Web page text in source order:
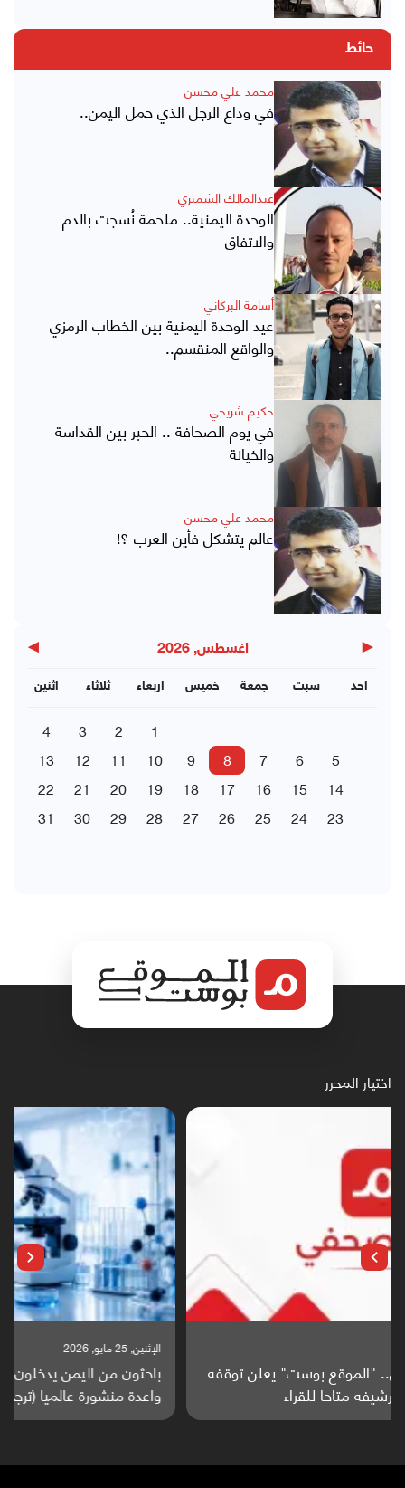
حائط
محمد علي محسن
في وداع الرجل الذي حمل اليمن..
عبدالمالك الشميري
الوحدة اليمنية.. ملحمة نُسجت بالدم
والاتفاق
أسامة البركاني
عيد الوحدة اليمنية بين الخطاب الرمزي
والواقع المنقسم..
حكيم شريحي
في يوم الصحافة .. الحبر بين القداسة
والخيانة
محمد علي محسن
عالم يتشكل فأين العرب ؟!
◀ اغسطس, 2026 ▶
اثنين ثلاثاء اربعاء خميس جمعة سبت احد
1
2
3
4
5
6
7
8
9
10
11
12
13
14
15
16
17
18
19
20
21
22
23
24
25
26
27
28
29
30
31
اختيار المحرر
باحثون من اليمن يدخلون سباق أبحاث ألزهايمر بدراسة
واعدة منشورة عالميا (ترجمة)